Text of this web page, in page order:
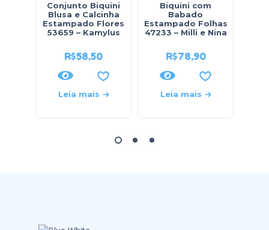
Conjunto Biquini
Blusa e Calcinha
Estampado Flores
53659 – Kamylus
R$58,50
Leia mais
Biquini com
Babado
Estampado Folhas
47233 – Milli e Nina
R$78,90
Leia mais